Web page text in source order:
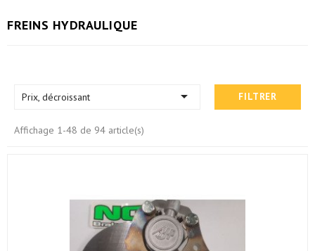
FREINS HYDRAULIQUE
Prix, décroissant  FILTRER
Affichage 1-48 de 94 article(s)